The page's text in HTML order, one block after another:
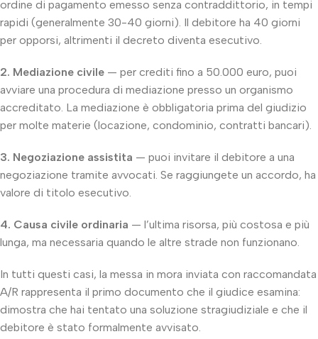
ordine di pagamento emesso senza contraddittorio, in tempi
rapidi (generalmente 30-40 giorni). Il debitore ha 40 giorni
per opporsi, altrimenti il decreto diventa esecutivo.
2. Mediazione civile — per crediti fino a 50.000 euro, puoi
avviare una procedura di mediazione presso un organismo
accreditato. La mediazione è obbligatoria prima del giudizio
per molte materie (locazione, condominio, contratti bancari).
3. Negoziazione assistita — puoi invitare il debitore a una
negoziazione tramite avvocati. Se raggiungete un accordo, ha
valore di titolo esecutivo.
4. Causa civile ordinaria — l’ultima risorsa, più costosa e più
lunga, ma necessaria quando le altre strade non funzionano.
In tutti questi casi, la messa in mora inviata con raccomandata
A/R rappresenta il primo documento che il giudice esamina:
dimostra che hai tentato una soluzione stragiudiziale e che il
debitore è stato formalmente avvisato.